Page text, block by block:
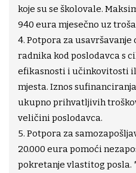
koje su se školovale.
940 eura mjesečno uz
4. Potpora za
radnika kod poslodavca s
efikasnosti i učinkovitosti
mjesta. Iznos sufinanciranja
ukupno prihvatljivih
veličini poslodavca.
5. Potpora za
20.000 eura pomoći
pokretanje vlastitog posla.